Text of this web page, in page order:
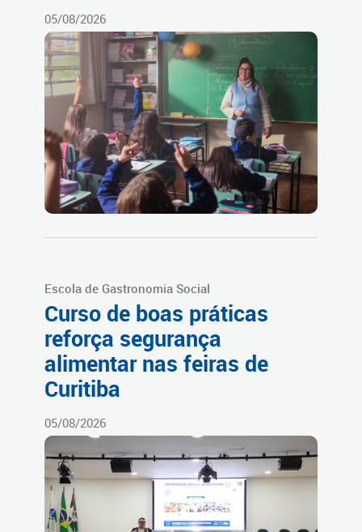
05/08/2026
Escola de Gastronomia Social
Curso de boas práticas
reforça segurança
alimentar nas feiras de
Curitiba
05/08/2026